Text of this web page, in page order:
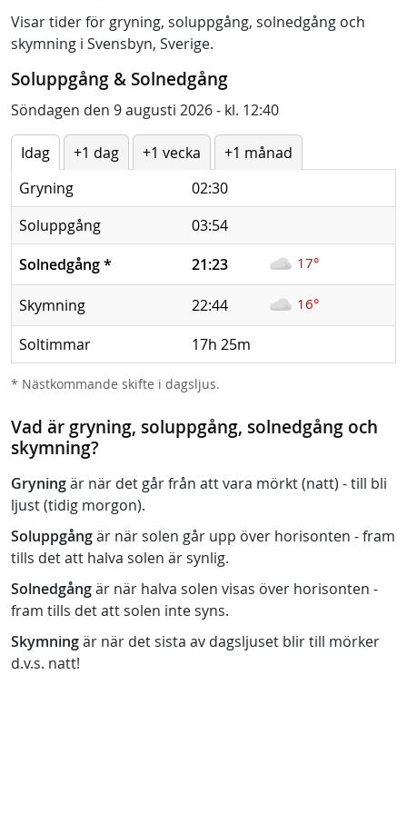
Visar tider för gryning, soluppgång, solnedgång och
skymning i Svensbyn, Sverige.
Soluppgång & Solnedgång
Söndagen den 9 augusti 2026 - kl. 12:40
Idag +1 dag +1 vecka
+1 månad
Gryning
02:30
Soluppgång
03:54
Solnedgång* 21:23 17°
Skymning 22:44 16°
Soltimmar 17h 25m
* Nästkommande skifte i dagsljus.
Vad är gryning, soluppgång, solnedgång och
skymning?
Gryningär när det går från att vara mörkt (natt) - till bli
ljust (tidig morgon).
Soluppgångär när solen går upp över horisonten - fram
tills det att halva solen är synlig.
Solnedgångär när halva solen visas över horisonten -
fram tills det att solen inte syns.
Skymningär när det sista av dagsljuset blir till mörker
d.v.s. natt!